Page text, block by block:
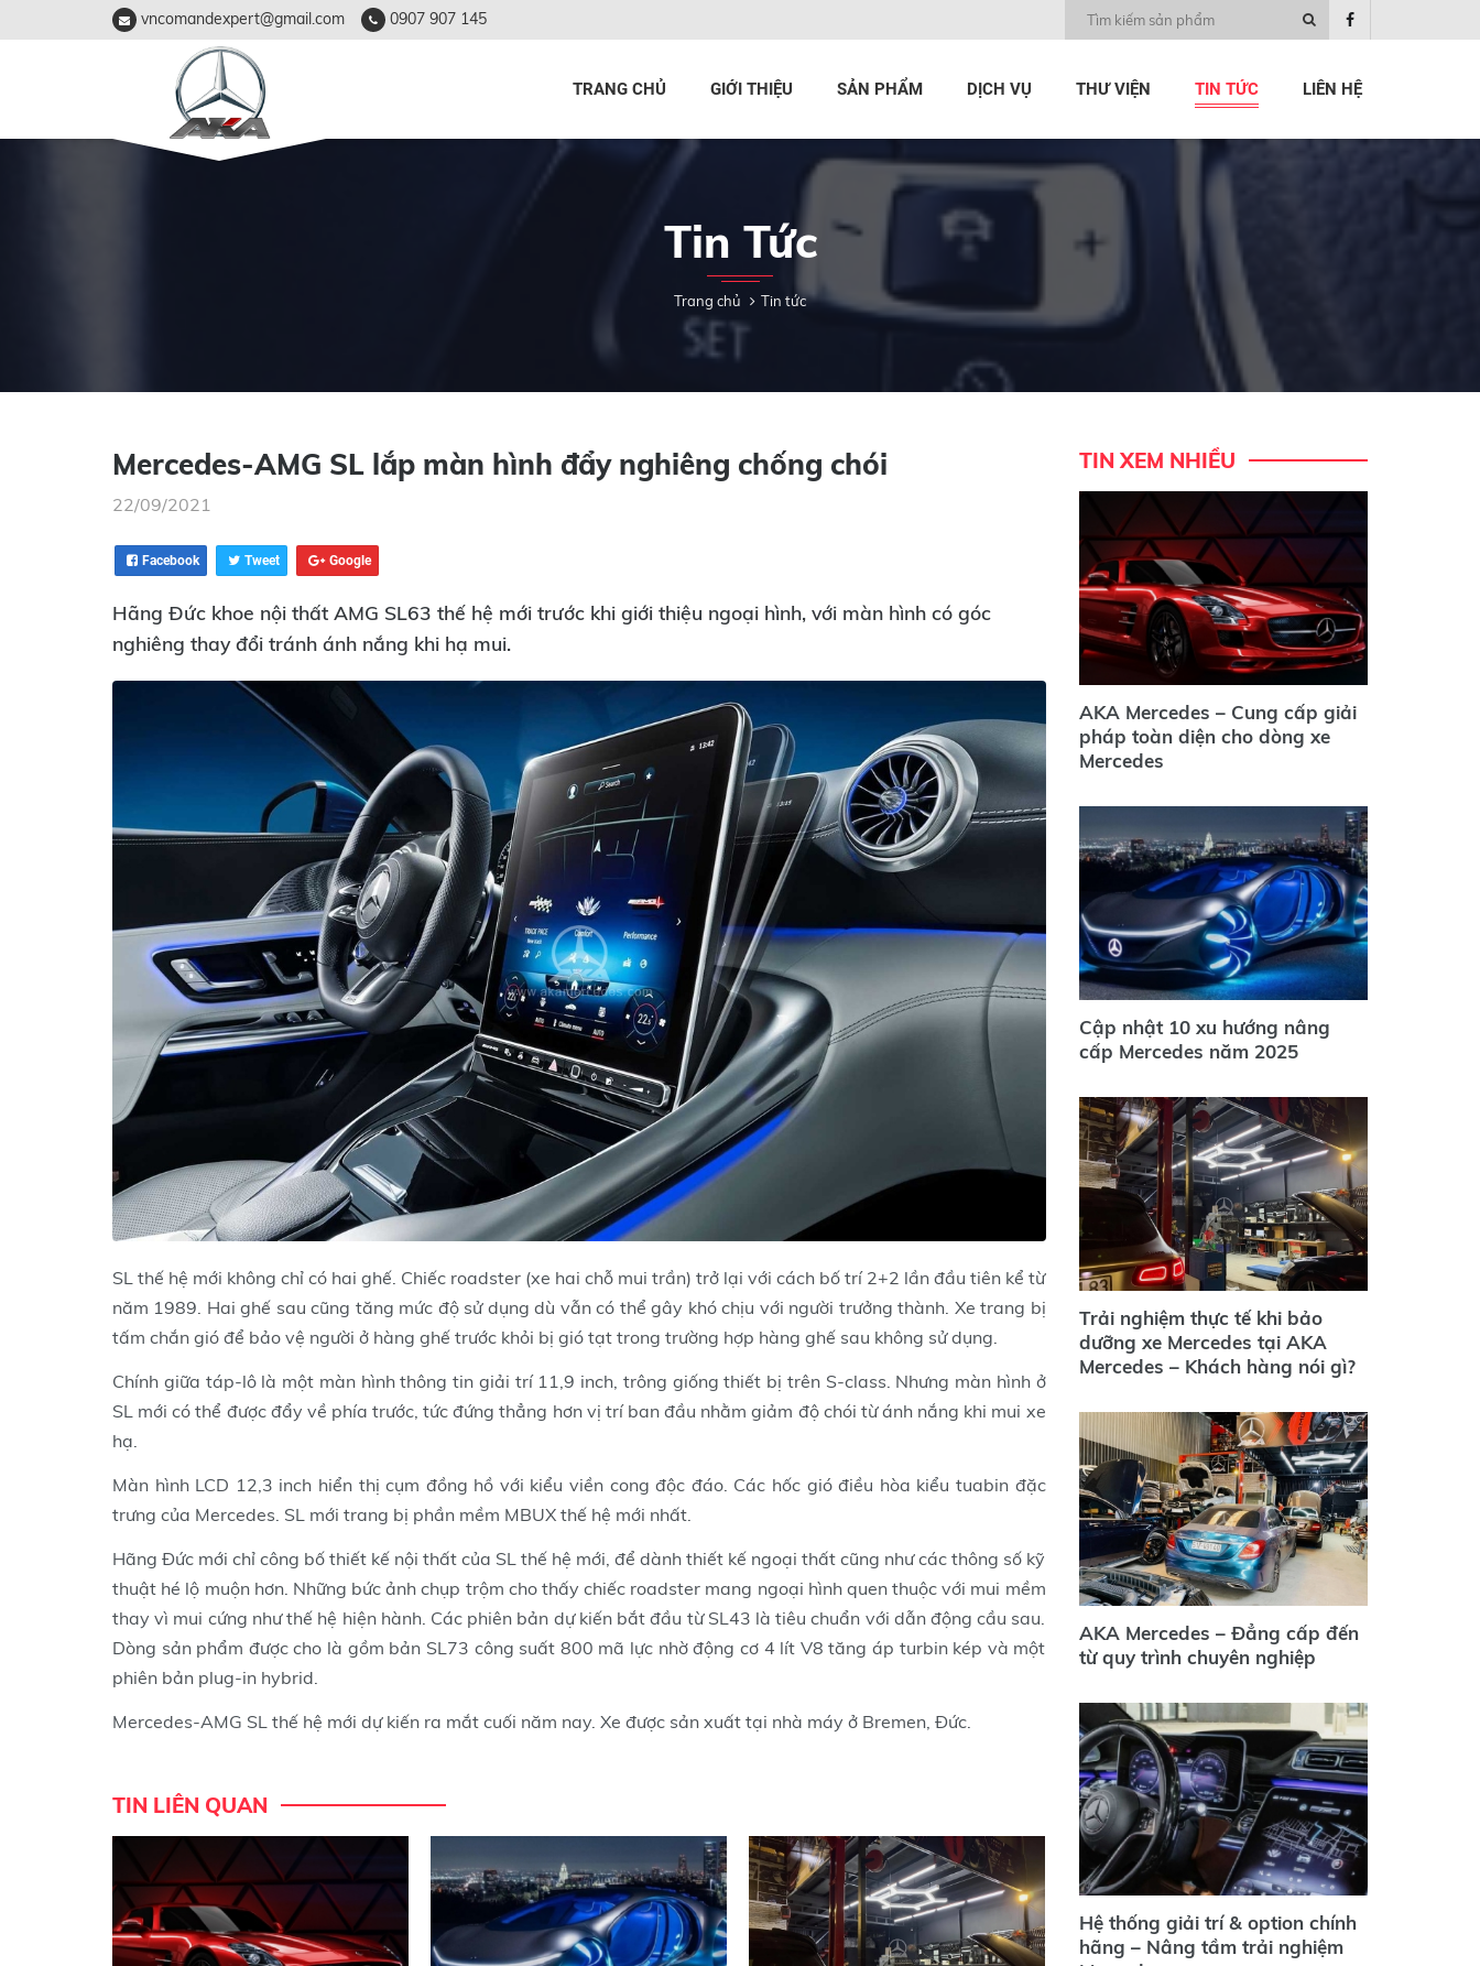
vncomandexpert@gmail.com 0907 907 145
TRANG CHỦ GIỚI THIỆU SẢN PHẨM DỊCH VỤ THƯ VIỆN TIN TỨC LIÊN HỆ
Tin Tức
Trang chủ Tin tức
Mercedes-AMG SL lắp màn hình đẩy nghiêng chống chói
22/09/2021
Facebook Tweet Google
Hãng Đức khoe nội thất AMG SL63 thế hệ mới trước khi giới thiệu ngoại hình, với màn hình có góc
nghiêng thay đổi tránh ánh nắng khi hạ mui.
SL thế hệ mới không chỉ có hai ghế. Chiếc roadster (xe hai chỗ mui trần) trở lại với cách bố trí 2+2 lần đầu tiên kể từ
năm 1989. Hai ghế sau cũng tăng mức độ sử dụng dù vẫn có thể gây khó chịu với người trưởng thành. Xe trang bị
tấm chắn gió để bảo vệ người ở hàng ghế trước khỏi bị gió tạt trong trường hợp hàng ghế sau không sử dụng.
Chính giữa táp-lô là một màn hình thông tin giải trí 11,9 inch, trông giống thiết bị trên S-class. Nhưng màn hình ở
SL mới có thể được đẩy về phía trước, tức đứng thẳng hơn vị trí ban đầu nhằm giảm độ chói từ ánh nắng khi mui xe
hạ.
Màn hình LCD 12,3 inch hiển thị cụm đồng hồ với kiểu viền cong độc đáo. Các hốc gió điều hòa kiểu tuabin đặc
trưng của Mercedes. SL mới trang bị phần mềm MBUX thế hệ mới nhất.
Hãng Đức mới chỉ công bố thiết kế nội thất của SL thế hệ mới, để dành thiết kế ngoại thất cũng như các thông số kỹ
thuật hé lộ muộn hơn. Những bức ảnh chụp trộm cho thấy chiếc roadster mang ngoại hình quen thuộc với mui mềm
thay vì mui cứng như thế hệ hiện hành. Các phiên bản dự kiến bắt đầu từ SL43 là tiêu chuẩn với dẫn động cầu sau.
Dòng sản phẩm được cho là gồm bản SL73 công suất 800 mã lực nhờ động cơ 4 lít V8 tăng áp turbin kép và một
phiên bản plug-in hybrid.
Mercedes-AMG SL thế hệ mới dự kiến ra mắt cuối năm nay. Xe được sản xuất tại nhà máy ở Bremen, Đức.
TIN LIÊN QUAN
TIN XEM NHIỀU
AKA Mercedes – Cung cấp giải
pháp toàn diện cho dòng xe
Mercedes
Cập nhật 10 xu hướng nâng
cấp Mercedes năm 2025
Trải nghiệm thực tế khi bảo
dưỡng xe Mercedes tại AKA
Mercedes – Khách hàng nói gì?
AKA Mercedes – Đẳng cấp đến
từ quy trình chuyên nghiệp
Hệ thống giải trí & option chính
hãng – Nâng tầm trải nghiệm